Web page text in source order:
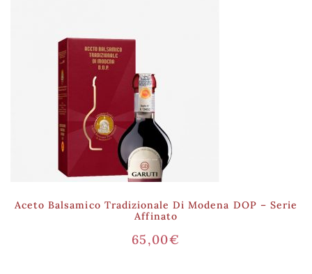
Aceto Balsamico Tradizionale Di Modena DOP – Serie
Affinato
65,00€